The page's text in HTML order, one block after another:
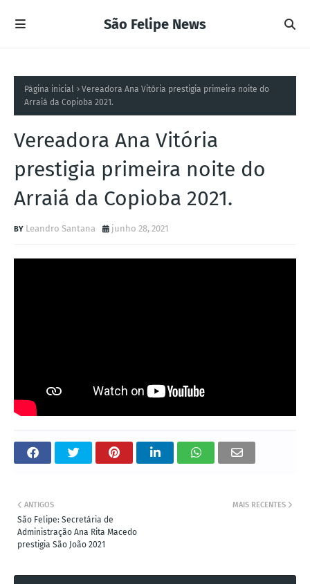
São Felipe News
Página inicial
Vereadora Ana Vitória prestigia primeira noite do
Arraiá da Copioba 2021.
Vereadora Ana Vitória
prestigia primeira noite do
Arraiá da Copioba 2021.
Leandro Santana junho 28, 2021
MAIS RECENTES
ANTIGOS
São Felipe: Secretária de
Administração Ana Rita Macedo
prestigia São João 2021